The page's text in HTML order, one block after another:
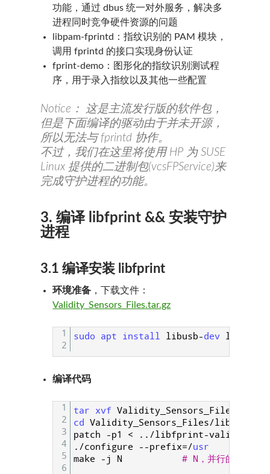
功能，通过 dbus 统一对外服务，解决多
进程同时竞争硬件资源的问题
libpam-fprintd：指纹识别的 PAM 模块，
调用 fprintd 的接口实现身份认证
fprint-demo：图形化的指纹识别测试程
序，用于录入指纹以及其他一些配置
Notice： 这是主流发行版的软件包，
但是下面编译的驱动由于并未开源，
所以无法与 fprintd 协作。
不过，我们在这里将使用 HP 为 SUSE
Linux 提供的二进制包(vcsFPService)来
完成守护进程的功能。
3. 编译 libfprint && 安装守护
进程
3.1 编译安装 libfprint
环境准备 ，下载文件：
Validity_Sensors_Files.tar.gz
1
2
sudo apt install libusb-dev
编译代码
1
2
3
4
5
6
tar xvf Validity_Sensors_Files
cd Validity_Sensors_Files/libfprint
patch
-p1 < . . /libfprint-validity
. /configure --prefix=/usr
make
-j N # N，并行的编译线